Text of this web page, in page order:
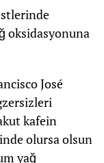
oksidasyonuna
José
kafein
olursa olsun
yağ